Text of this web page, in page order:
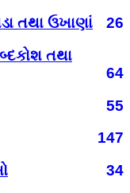
તથા ઉખાણાં
26
તથા
64
55
147
34